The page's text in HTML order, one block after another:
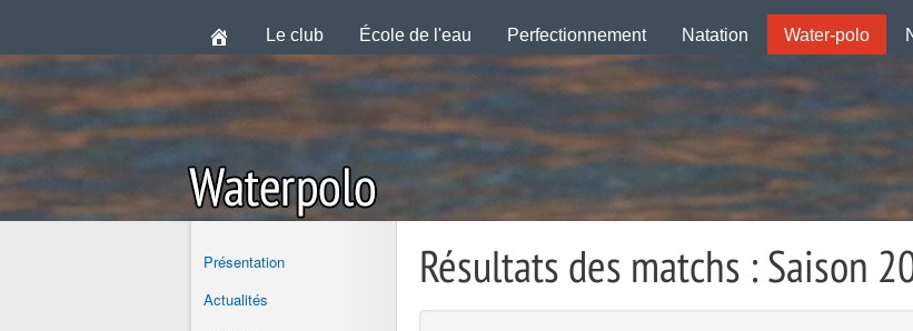
Le club École de l'eau Perfectionnement Natation Water-polo
Présentation
Actualités
Résultats des matchs : Saison